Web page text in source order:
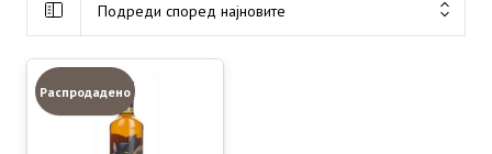
Подреди според најновите
Распродадено